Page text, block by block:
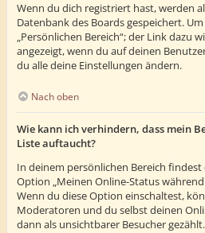
Wenn du dich registriert hast, werden
Datenbank des Boards gespeichert.
„Persönlichen Bereich“; der Link dazu
angezeigt, wenn du auf deinen
du alle deine Einstellungen ändern.
Nach oben
Wie kann ich verhindern, dass mein
Liste auftaucht?
In deinem persönlichen Bereich
Option „Meinen Online-Status
Wenn du diese Option einschaltest,
Moderatoren und du selbst deinen
dann als unsichtbarer Besucher gezählt.